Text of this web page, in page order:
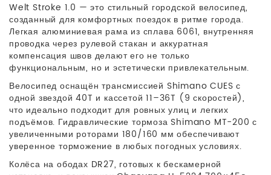
Welt Stroke 1.0 — это стильный городской велосипед,
созданный для комфортных поездок в ритме города.
Легкая алюминиевая рама из сплава 6061, внутренняя
проводка через рулевой стакан и аккуратная
компенсация швов делают его не только
функциональным, но и эстетически привлекательным.
Велосипед оснащён трансмиссией Shimano CUES с
одной звездой 40T и кассетой 11–36T (9 скоростей),
что идеально подходит для ровных улиц и легких
подъёмов. Гидравлические тормоза Shimano MT-200 с
увеличенными роторами 180/160 мм обеспечивают
уверенное торможение в любых погодных условиях.
Колёса на ободах DR27, готовых к бескамерной